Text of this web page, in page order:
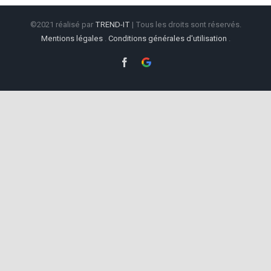
©2021 réalisé par TREND-IT | Tous les droits sont réservés.
Mentions légales. Conditions générales d'utilisation .
Facebook
Google